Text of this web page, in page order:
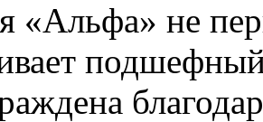
«Альфа» не
подшефный